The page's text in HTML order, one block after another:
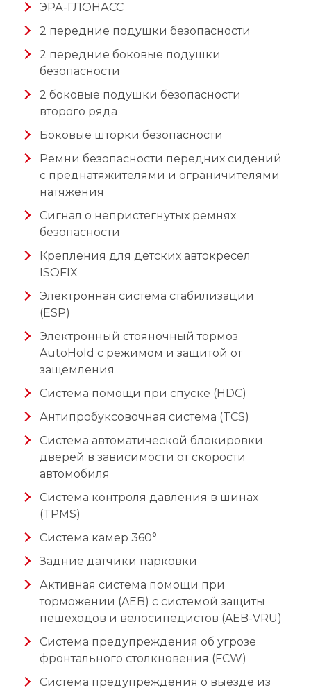
ЭРА-ГЛОНАСС
2 передние подушки безопасности
2 передние боковые подушки
безопасности
2 боковые подушки безопасности
второго ряда
Боковые шторки безопасности
Ремни безопасности передних сидений
с преднатяжителями и ограничителями
натяжения
Сигнал о непристегнутых ремнях
безопасности
Крепления для детских автокресел
ISOFIX
Электронная система стабилизации
(ESP)
Электронный стояночный тормоз
AutoHold c режимом и защитой от
защемления
Система помощи при спуске (HDC)
Антипробуксовочная система (TCS)
Система автоматической блокировки
дверей в зависимости от скорости
автомобиля
Система контроля давления в шинах
(TPMS)
Система камер 360°
Задние датчики парковки
Активная система помощи при
торможении (AEB) с системой защиты
пешеходов и велосипедистов (AEB-VRU)
Система предупреждения об угрозе
фронтального столкновения (FCW)
Система предупреждения о выезде из